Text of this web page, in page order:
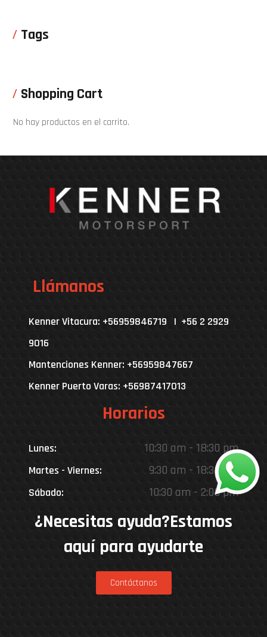
Tags
Shopping Cart
No hay productos en el carrito.
Llámanos
Kenner Vitacura: +56959846719 | +56 2 2929
9016
Mantenciones Kenner: +56959847667
Kenner Puerto Varas: +56987417013
Horarios
Lunes: 10:30 am - 18:30 pm
Martes - Viernes: 9:30 am - 18:30 pm
Sábado: 10:30 am - 2:00 pm
¿Necesitas ayuda?Estamos
aquí para ayudarte
Contáctanos